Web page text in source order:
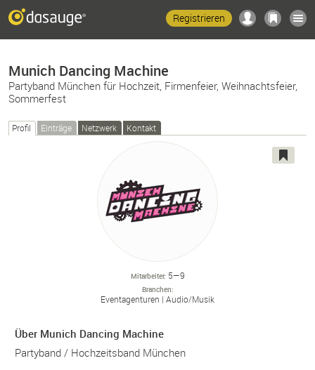
Registrieren
Munich Dancing Machine
Partyband München für Hochzeit, Firmenfeier, Weihnachtsfeier,
Sommerfest
Profil Einträge Netzwerk Kontakt
Mitarbeiter 5—9
Branchen
Eventagenturen Audio/Musik
Über Munich Dancing Machine
Partyband / Hochzeitsband München